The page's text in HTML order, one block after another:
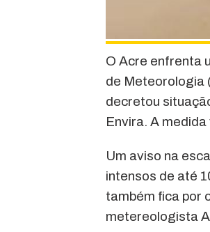
O Acre enfrenta
de Meteorologia
decretou
Envira. A
Um aviso na
intensos de até
também fica por
metereologista